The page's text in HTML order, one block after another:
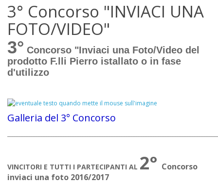
3° Concorso "INVIACI UNA
FOTO/VIDEO"
3° Concorso "Inviaci una Foto/Video del
prodotto F.lli Pierro istallato o in fase
d'utilizzo
Galleria del 3° Concorso
VINCITORI E TUTTI I PARTECIPANTI AL 2° Concorso
inviaci una foto 2016/2017